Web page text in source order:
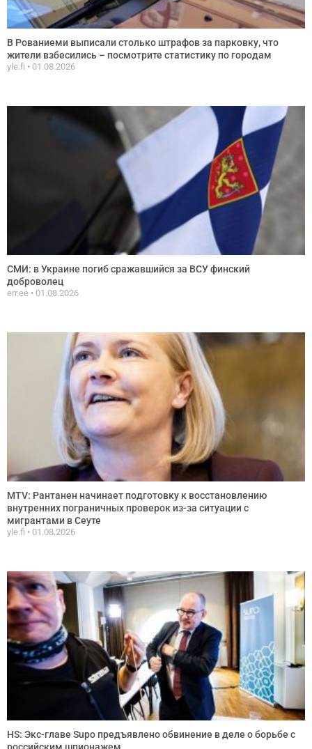
В Рованиеми выписали столько штрафов за парковку, что
жители взбесились – посмотрите статистику по городам
yle.fi 01.08.2026
СМИ: в Украине погиб сражавшийся за ВСУ финский
доброволец
err.ee 01.08.2026
MTV: Рантанен начинает подготовку к восстановлению
внутренних пограничных проверок из-за ситуации с
мигрантами в Сеуте
yle.fi 01.08.2026
HS: Экс-главе Supo предъявлено обвинение в деле о борьбе с
российским шпионажем